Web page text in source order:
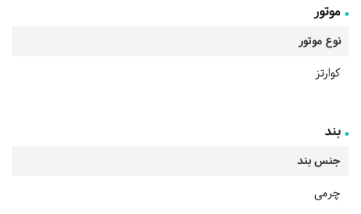
موتور
نوع موتور
کوارتز
بند
جنس بند
چرمی